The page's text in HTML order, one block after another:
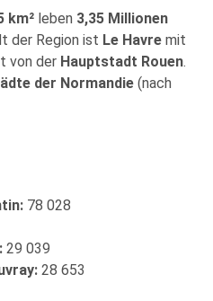
km² leben 3,35 Millionen
der Region ist Le Havre mit
von der Hauptstadt Rouen.
der Normandie (nach
78 028
29 039
28 653